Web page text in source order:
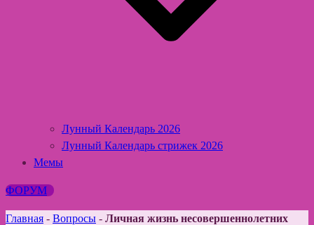
Лунный Календарь 2026
Лунный Календарь стрижек 2026
Мемы
ФОРУМ
Главная - Вопросы - Личная жизнь несовершеннолетних